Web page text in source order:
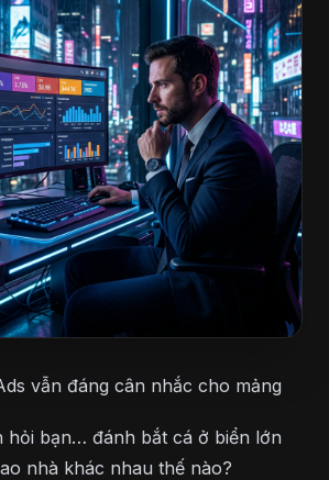
vẫn đáng cân nhắc cho mảng
hỏi bạn… đánh bắt cá ở biển lớn
nhà khác nhau thế nào?